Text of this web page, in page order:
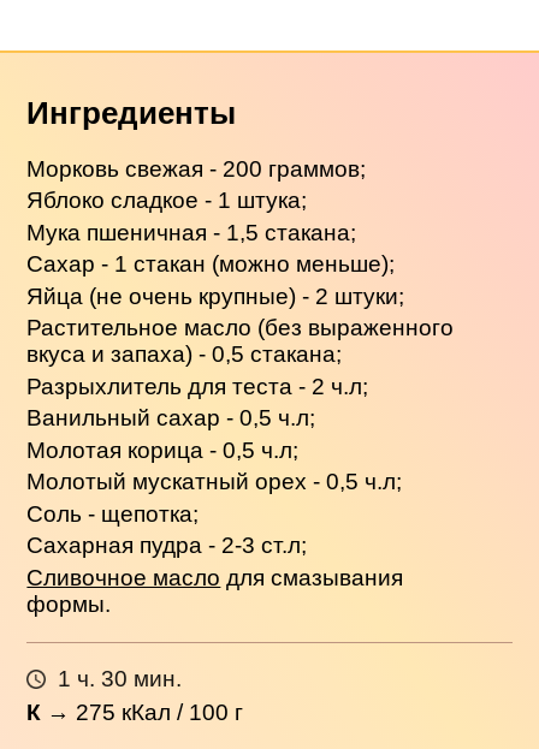
Ингредиенты
Морковь свежая - 200 граммов;
Яблоко сладкое - 1 штука;
Мука пшеничная - 1,5 стакана;
Сахар - 1 стакан (можно меньше);
Яйца (не очень крупные) - 2 штуки;
Растительное масло (без выраженного
вкуса и запаха) - 0,5 стакана;
Разрыхлитель для теста - 2 ч.л;
Ванильный сахар - 0,5 ч.л;
Молотая корица - 0,5 ч.л;
Молотый мускатный орех - 0,5 ч.л;
Соль - щепотка;
Сахарная пудра - 2-3 ст.л;
Сливочное масло для смазывания
формы.
1 ч. 30 мин.
К → 275 кКал / 100 г